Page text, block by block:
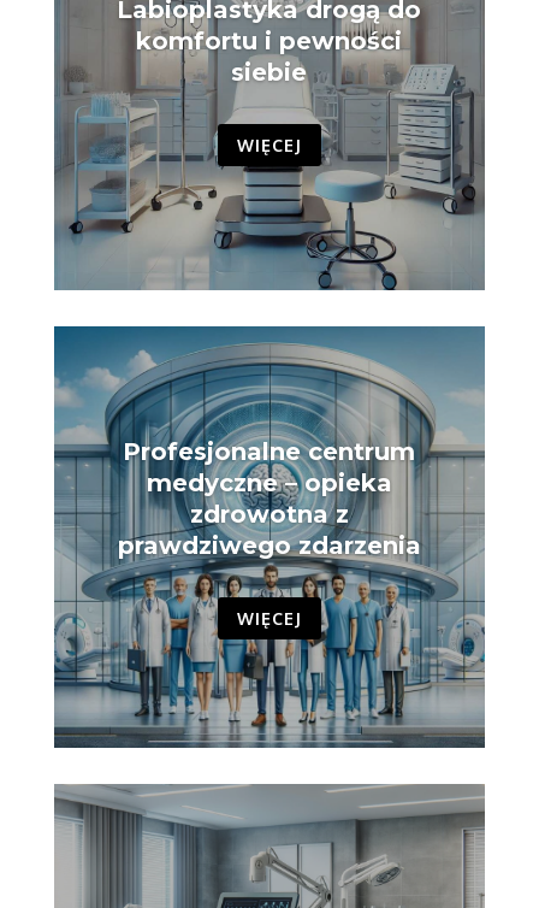
Labioplastyka drogą do
komfortu i pewności
siebie
WIĘCEJ
Profesjonalne centrum
medyczne – opieka
zdrowotna z
prawdziwego zdarzenia
WIĘCEJ